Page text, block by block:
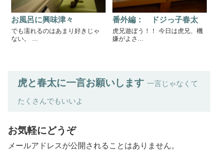
お風呂に興味津々
でも濡れるのはあまり好きじゃ
ない。 ...
番外編： ドジっ子春太
虎兄遊ぼう！！ 今日は虎兄、機
嫌がよさ...
虎と春太に一言お願いします 一言じゃなくて
たくさんでもいいよ
お気軽にどうぞ
メールアドレスが公開されることはありません。